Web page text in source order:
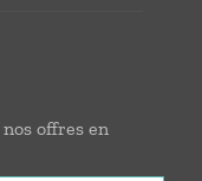
offres en